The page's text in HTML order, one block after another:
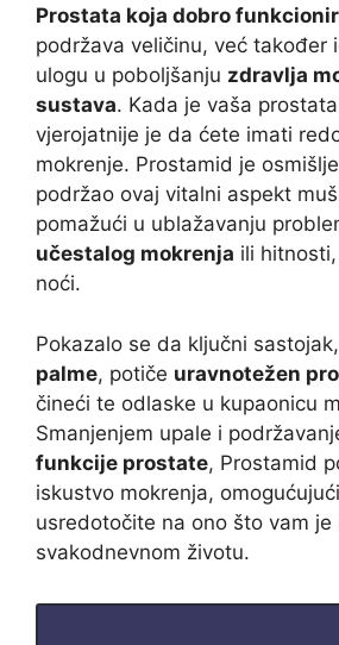
Prostata koja dobro
podržava veličinu, već također
ulogu u poboljšanju zdravlja
sustava. Kada je vaša
vjerojatnije je da ćete imati
mokrenje. Prostamid je
podržao ovaj vitalni aspekt
pomažući u ublažavanju
učestalog mokrenja ili
noći.
Pokazalo se da ključni sastojak,
palme, potiče uravnotežen
čineći te odlaske u kupaonicu
Smanjenjem upale i
funkcije prostate, Prostamid
iskustvo mokrenja,
usredotočite na ono što vam je
svakodnevnom životu.